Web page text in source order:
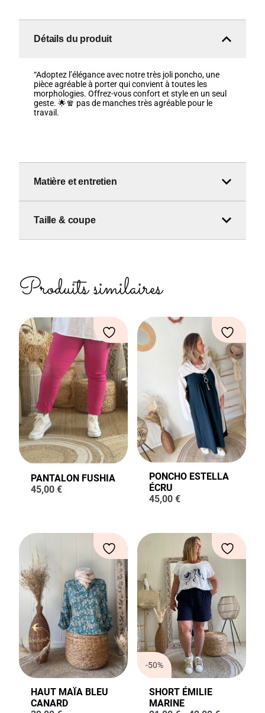
Détails du produit
“Adoptez l’élégance avec notre très joli poncho, une
pièce agréable à porter qui convient à toutes les
morphologies. Offrez-vous confort et style en un seul
geste. 🌟🧣 pas de manches très agréable pour le
travail.
Matière et entretien
Taille & coupe
Produits similaires
PANTALON FUSHIA
45,00 €
PONCHO ESTELLA
ÉCRU
45,00 €
HAUT MAÏA BLEU
CANARD
-50%
SHORT ÉMILIE
MARINE